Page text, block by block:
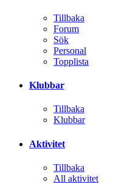
Tillbaka
Forum
Sök
Personal
Topplista
Klubbar
Tillbaka
Klubbar
Aktivitet
Tillbaka
All aktivitet